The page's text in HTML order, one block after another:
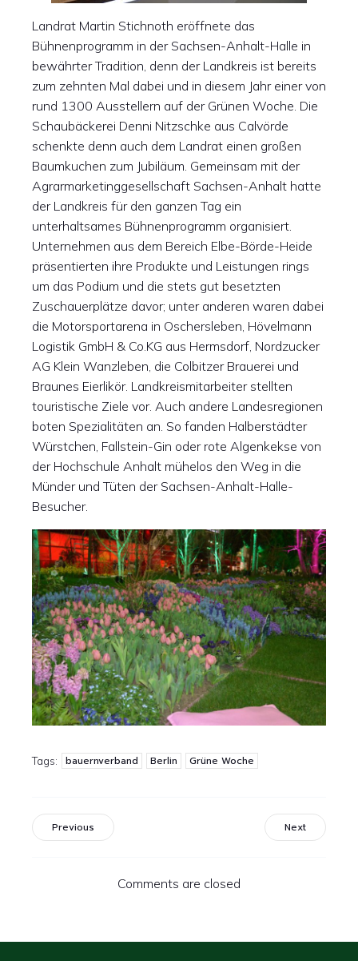
Landrat Martin Stichnoth eröffnete das
Bühnenprogramm in der Sachsen-Anhalt-Halle in
bewährter Tradition, denn der Landkreis ist bereits
zum zehnten Mal dabei und in diesem Jahr einer von
rund 1300 Ausstellern auf der Grünen Woche. Die
Schaubäckerei Denni Nitzschke aus Calvörde
schenkte denn auch dem Landrat einen großen
Baumkuchen zum Jubiläum. Gemeinsam mit der
Agrarmarketinggesellschaft Sachsen-Anhalt hatte
der Landkreis für den ganzen Tag ein
unterhaltsames Bühnenprogramm organisiert.
Unternehmen aus dem Bereich Elbe-Börde-Heide
präsentierten ihre Produkte und Leistungen rings
um das Podium und die stets gut besetzten
Zuschauerplätze davor; unter anderen waren dabei
die Motorsportarena in Oschersleben, Hövelmann
Logistik GmbH & Co.KG aus Hermsdorf, Nordzucker
AG Klein Wanzleben, die Colbitzer Brauerei und
Braunes Eierlikör. Landkreismitarbeiter stellten
touristische Ziele vor. Auch andere Landesregionen
boten Spezialitäten an. So fanden Halberstädter
Würstchen, Fallstein-Gin oder rote Algenkekse von
der Hochschule Anhalt mühelos den Weg in die
Münder und Tüten der Sachsen-Anhalt-Halle-
Besucher.
Tags: bauernverband Berlin Grüne Woche
Previous Next
Comments are closed